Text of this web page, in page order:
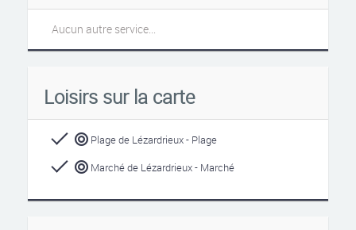
Aucun autre service...
Loisirs sur la carte
Plage de Lézardrieux - Plage
Marché de Lézardrieux - Marché